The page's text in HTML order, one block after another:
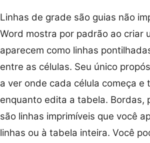
Linhas de grade são guias não
Word mostra por padrão ao criar
aparecem como linhas
entre as células. Seu único
a ver onde cada célula começa e
enquanto edita a tabela. Bordas,
são linhas imprimíveis que você
linhas ou à tabela inteira. Você